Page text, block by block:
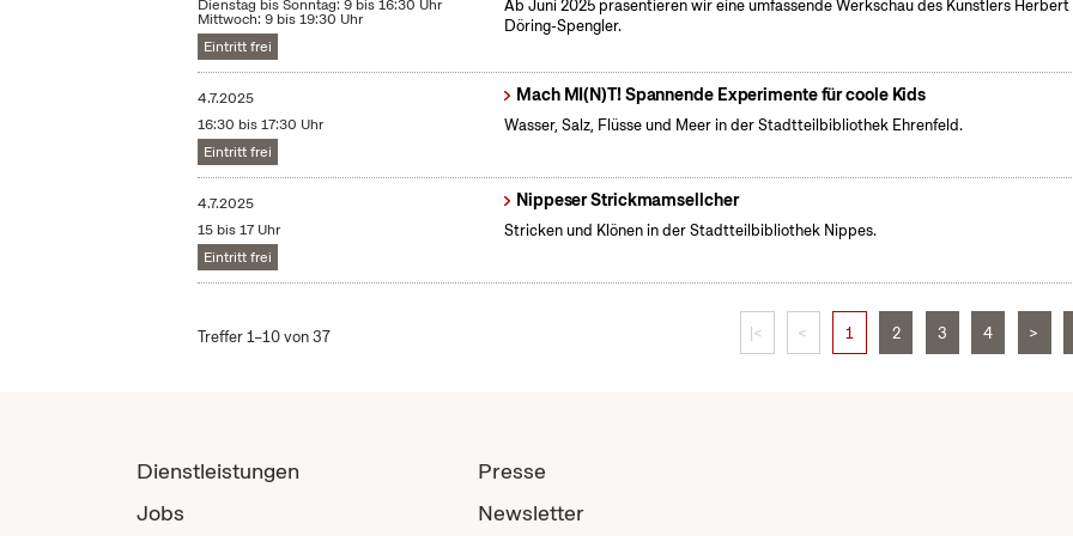
Dienstag bis Sonntag: 9 bis 16:30 Uhr
Mittwoch: 9 bis 19:30 Uhr
Eintritt frei
Ab Juni 2025 präsentieren wir eine umfassende Werkschau des Künstlers Herbert
Döring-Spengler.
4.7.2025
16:30 bis 17:30 Uhr
Eintritt frei
Mach MI(N)T! Spannende Experimente für coole Kids
Wasser, Salz, Flüsse und Meer in der Stadtteilbibliothek Ehrenfeld.
4.7.2025
15 bis 17 Uhr
Eintritt frei
Nippeser Strickmamsellcher
Stricken und Klönen in der Stadtteilbibliothek Nippes.
Treffer 1–10 von 37 |< < 1 2 3 4 >
Dienstleistungen
Jobs
Presse
Newsletter